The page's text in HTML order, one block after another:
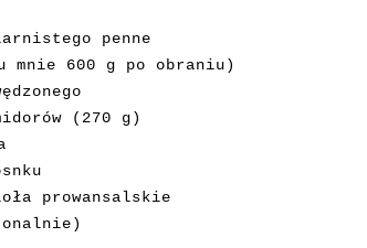
penne
600 g po obraniu)
(270 g)
prowansalskie